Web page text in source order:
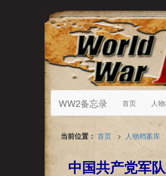
WW2备忘录 首页 人
当前位置： 首页 > 人物档案库
中国共产党军